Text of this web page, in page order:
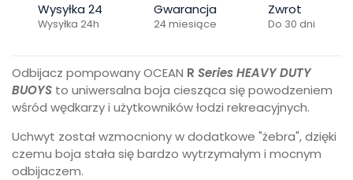
Wysyłka 24
Wysyłka 24h
Gwarancja
24 miesiące
Zwrot
Do 30 dni
Odbijacz pompowany OCEAN R SeriesHEAVY DUTY
BUOYS to uniwersalna boja ciesząca się powodzeniem
wśród wędkarzy i użytkowników łodzi rekreacyjnych.
Uchwyt został wzmocniony w dodatkowe "żebra", dzięki
czemu boja stała się bardzo wytrzymałym i mocnym
odbijaczem.